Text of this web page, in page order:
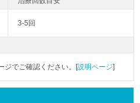
3-5回
ジでご確認ください。[説明ページ]